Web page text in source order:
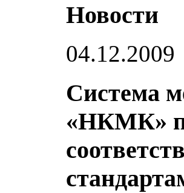
Новости
04.12.2009
Система
«НКМК»